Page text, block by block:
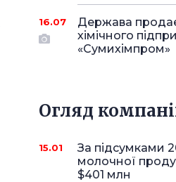
16.07
Держава
хімічного
«Сумихімпром»
Огляд
15.01
За підсумками
молочної
$401 млн